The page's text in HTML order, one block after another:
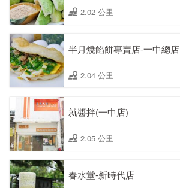
2.02 公里
半月燒餡餅專賣店-一中總店
2.04 公里
就醬拌(一中店)
2.05 公里
春水堂-新時代店